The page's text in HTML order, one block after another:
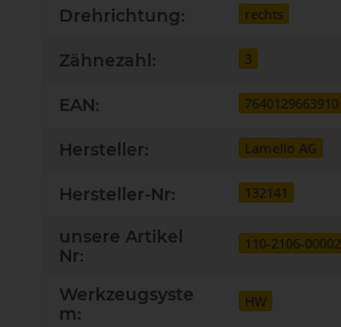
Produkteigenschaft
Wert
Drehrichtung: rechts
Zähnezahl: 3
EAN: 7640129663910
Hersteller: Lamello AG
Hersteller-Nr: 132141
unsere Artikel
Nr:
110-2106-00002
Werkzeugsyste
m:
HW